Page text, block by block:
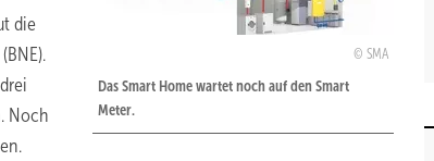
SMA
Das Smart Home wartet noch auf den Smart
Meter.
die
Noch